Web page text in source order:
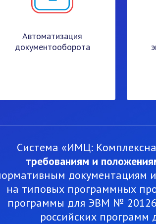
Автоматизация
документооборота
Система «ИМЦ:
требованиям и
документациям и
на типовых программных
программы для ЭВМ №
российских